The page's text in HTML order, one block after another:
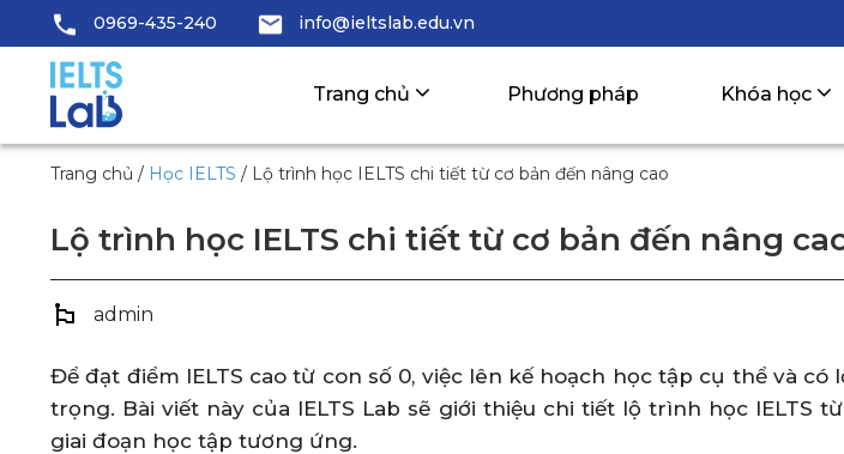
0969-435-240 info@ieltslab.edu.vn
Trang chủ Phương pháp Khóa học
Trang chủ / Học IELTS / Lộ trình học IELTS chi tiết từ cơ bản đến nâng cao
Lộ trình học IELTS chi tiết từ cơ bản đến nâng
admin
Để đạt điểm IELTS cao từ con số 0, việc lên kế hoạch học tập cụ thể và
trọng. Bài viết này của IELTS Lab sẽ giới thiệu chi tiết lộ trình học IELTS
giai đoạn học tập tương ứng.